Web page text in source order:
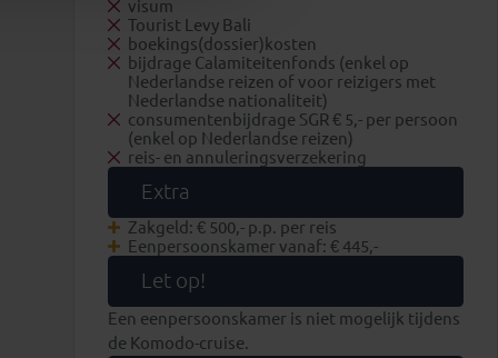
visum
Tourist Levy Bali
boekings(dossier)kosten
bijdrage Calamiteitenfonds (enkel op
Nederlandse reizen of voor reizigers met
Nederlandse nationaliteit)
consumentenbijdrage SGR € 5,- per persoon
(enkel op Nederlandse reizen)
reis- en annuleringsverzekering
Extra
Zakgeld: € 500,- p.p. per reis
Eenpersoonskamer vanaf: € 445,-
Let op!
Een eenpersoonskamer is niet mogelijk tijdens
de Komodo-cruise.